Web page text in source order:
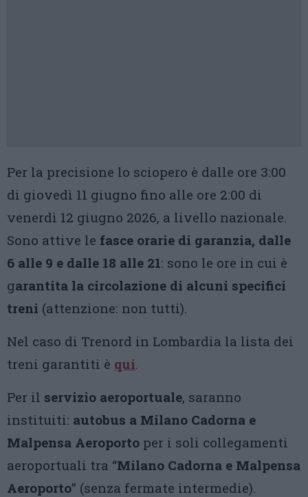
Per la precisione lo sciopero è dalle ore 3:00
di giovedì 11 giugno fino alle ore 2:00 di
venerdì 12 giugno 2026, a livello nazionale.
Sono attive le fasce orarie di garanzia, dalle
6 alle 9 e dalle 18 alle 21: sono le ore in cui è
garantita la circolazione di alcuni specifici
treni (attenzione: non tutti).
Nel caso di Trenord in Lombardia la lista dei
treni garantiti è qui.
Per il servizio aeroportuale, saranno
instituiti: autobus a Milano Cadorna e
Malpensa Aeroporto per i soli collegamenti
aeroportuali tra “Milano Cadorna e Malpensa
Aeroporto” (senza fermate intermedie).